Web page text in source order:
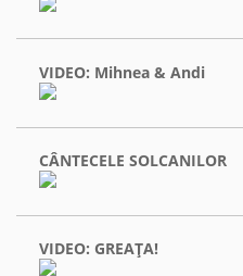
VIDEO: Mihnea & Andi
CÂNTECELE SOLCANILOR
VIDEO: GREAŢA!